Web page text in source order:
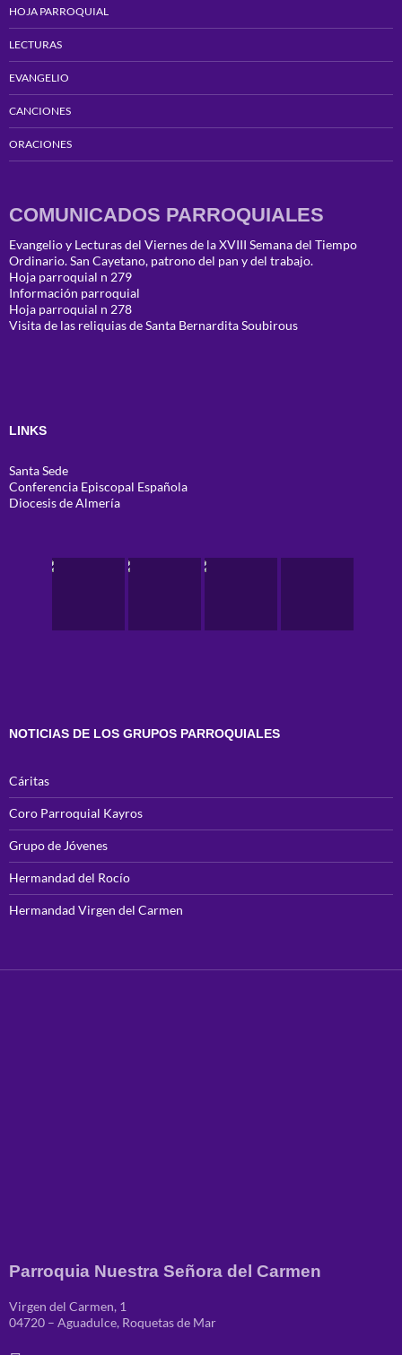
HOJA PARROQUIAL
LECTURAS
EVANGELIO
CANCIONES
ORACIONES
COMUNICADOS PARROQUIALES
Evangelio y Lecturas del Viernes de la XVIII Semana del Tiempo
Ordinario. San Cayetano, patrono del pan y del trabajo.
Hoja parroquial n 279
Información parroquial
Hoja parroquial n 278
Visita de las reliquias de Santa Bernardita Soubirous
LINKS
Santa Sede
Conferencia Episcopal Española
Diocesis de Almería
NOTICIAS DE LOS GRUPOS PARROQUIALES
Cáritas
Coro Parroquial Kayros
Grupo de Jóvenes
Hermandad del Rocío
Hermandad Virgen del Carmen
Parroquia Nuestra Señora del Carmen
Virgen del Carmen, 1
04720 – Aguadulce, Roquetas de Mar